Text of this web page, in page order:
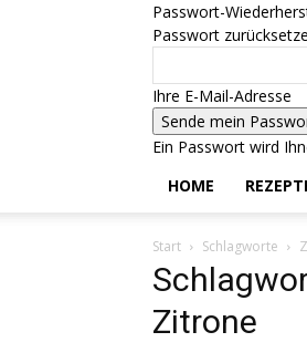
Passwort-
Passwort
Ihre E-Mail-Adresse
Ein Passwort wird
HOME
Start Schlagworte
Zitrone